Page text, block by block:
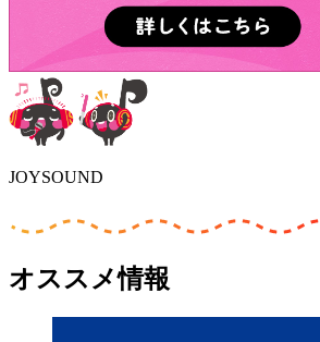
JOYSOUND
オススメ情報